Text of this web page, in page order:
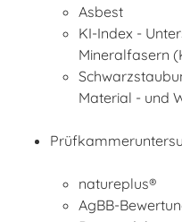
Asbest
KI-Index -
Mineralfasern
Material - und
natureplus®
AgBB-